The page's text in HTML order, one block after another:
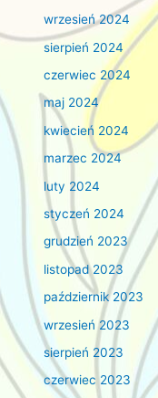
wrzesień 2024
sierpień 2024
czerwiec 2024
maj 2024
kwiecień 2024
marzec 2024
luty 2024
styczeń 2024
grudzień 2023
listopad 2023
październik 2023
wrzesień 2023
sierpień 2023
czerwiec 2023